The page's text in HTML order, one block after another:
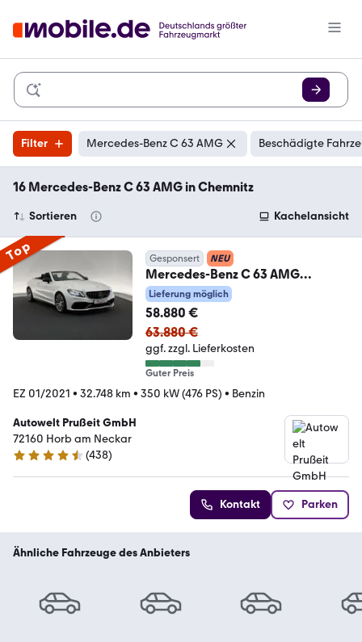
Filter Mercedes-Benz C 63 AMG Beschädigte
16 Mercedes-Benz C 63 AMG in Chemnitz
Sortieren Kachelansicht
Top Gesponsert NEU
Mercedes-Benz C 63 AMG
Cabrio*NIGHT*MULTIBEAM-
BURMESTER-AIRSCA
Lieferung möglich
58.880 €
63.880 €
ggf. zzgl. Lieferkosten
Guter Preis
EZ 01/2021 • 32.748 km • 350 kW (476 PS) • Benzin
Autowelt Prußeit GmbH
72160 Horb am Neckar
4.4 Sterne
(438)
Kontakt Parken
Ähnliche Fahrzeuge des Anbieters